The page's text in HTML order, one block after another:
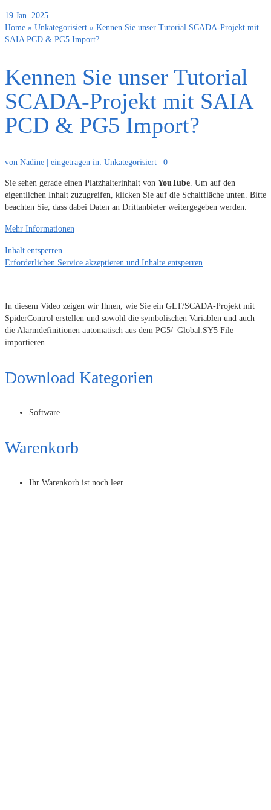
19 Jan. 2025
Home » Unkategorisiert » Kennen Sie unser Tutorial SCADA-Projekt mit
SAIA PCD & PG5 Import?
Kennen Sie unser Tutorial
SCADA-Projekt mit SAIA
PCD & PG5 Import?
von Nadine | eingetragen in: Unkategorisiert | 0
Sie sehen gerade einen Platzhalterinhalt von YouTube . Um auf den
eigentlichen Inhalt zuzugreifen, klicken Sie auf die Schaltfläche unten. Bitte
beachten Sie, dass dabei Daten an Drittanbieter weitergegeben werden.
Mehr Informationen
Inhalt entsperren
Erforderlichen Service akzeptieren und Inhalte entsperren
In diesem Video zeigen wir Ihnen, wie Sie ein GLT/SCADA-Projekt mit
SpiderControl erstellen und sowohl die symbolischen Variablen und auch
die Alarmdefinitionen automatisch aus dem PG5/_Global.SY5 File
importieren.
Download Kategorien
Software
Warenkorb
Ihr Warenkorb ist noch leer.